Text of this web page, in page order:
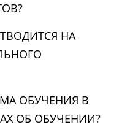
НА
ОБУЧЕНИЯ В
ОБ ОБУЧЕНИИ?